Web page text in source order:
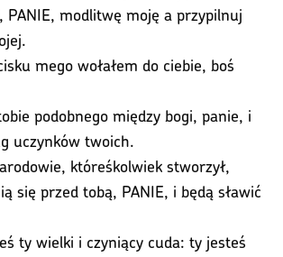
PANIE, modlitwę moję a przypilnuj
mego wołałem do ciebie, boś
podobnego między bogi, panie, i
uczynków twoich.
któreśkolwiek stworzył,
się przed tobą, PANIE, i będą sławić
ty wielki i czyniący cuda: ty jesteś